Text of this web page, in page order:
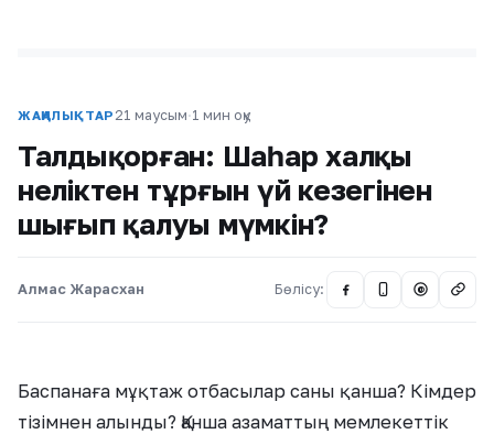
ЖАҢАЛЫҚТАР 21 маусым·1 мин оқу
Талдықорған: Шаһар халқы
неліктен тұрғын үй кезегінен
шығып қалуы мүмкін?
Алмас Жарасхан Бөлісу: @
Баспанаға мұқтаж отбасылар саны қанша? Кімдер
тізімнен алынды? Қанша азаматтың мемлекеттік